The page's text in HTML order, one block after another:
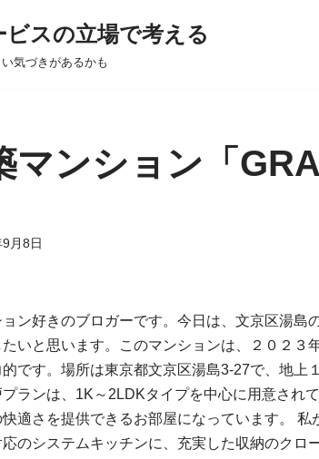
スの立場で考える
気づきがあるかも
マンション「
月8日
ン好きのブロガーです。今日は、文京区湯島
いと思います。このマンションは、２０２３
です。場所は東京都文京区湯島3-27で、地上
ランは、1K～2LDKタイプを中心に用意され
快適さを提供できるお部屋になっています。
のシステムキッチンに、充実した収納のクロ